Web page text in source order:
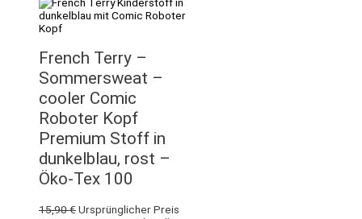
French Terry –
Sommersweat –
cooler Comic
Roboter Kopf
Premium Stoff in
dunkelblau, rost –
Öko-Tex 100
15,90€Ursprünglicher Preis